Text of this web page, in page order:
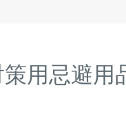
用忌避用